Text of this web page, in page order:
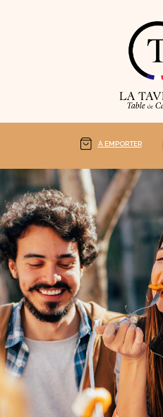
À EMPORTER